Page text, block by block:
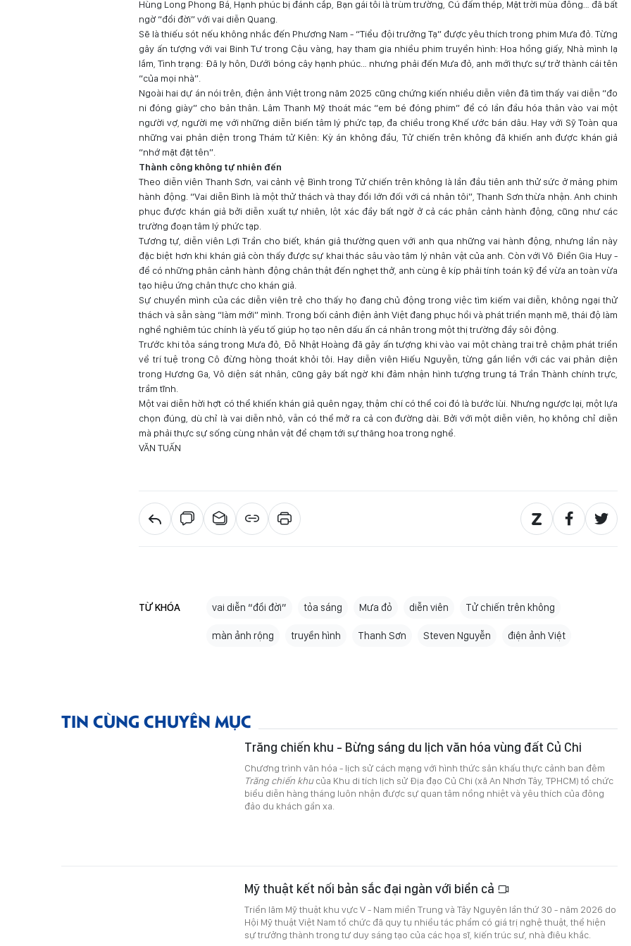
Hùng Long Phong Bá, Hạnh phúc bị đánh cắp, Bạn gái tôi là trùm trường, Cú đấm thép, Mặt trời mùa đông… đã bất
ngờ “đổi đời” với vai diễn Quang.
Sẽ là thiếu sót nếu không nhắc đến Phương Nam - “Tiểu đội trưởng Tạ” được yêu thích trong phim Mưa đỏ. Từng
gây ấn tượng với vai Binh Tư trong Cậu vàng, hay tham gia nhiều phim truyền hình: Hoa hồng giấy, Nhà mình lạ
lắm, Tình trạng: Đã ly hôn, Dưới bóng cây hạnh phúc… nhưng phải đến Mưa đỏ, anh mới thực sự trở thành cái tên
“của mọi nhà”.
Ngoài hai dự án nói trên, điện ảnh Việt trong năm 2025 cũng chứng kiến nhiều diễn viên đã tìm thấy vai diễn “đo
ni đóng giày” cho bản thân. Lâm Thanh Mỹ thoát mác “em bé đóng phim” để có lần đầu hóa thân vào vai một
người vợ, người mẹ với những diễn biến tâm lý phức tạp, đa chiều trong Khế ước bán dâu. Hay với Sỹ Toàn qua
những vai phản diện trong Thám tử Kiên: Kỳ án không đầu, Tử chiến trên không đã khiến anh được khán giả
“nhớ mặt đặt tên”.
Thành công không tự nhiên đến
Theo diễn viên Thanh Sơn, vai cảnh vệ Bình trong Tử chiến trên không là lần đầu tiên anh thử sức ở mảng phim
hành động. “Vai diễn Bình là một thử thách và thay đổi lớn đối với cá nhân tôi”, Thanh Sơn thừa nhận. Anh chinh
phục được khán giả bởi diễn xuất tự nhiên, lột xác đầy bất ngờ ở cả các phân cảnh hành động, cũng như các
trường đoạn tâm lý phức tạp.
Tương tự, diễn viên Lợi Trần cho biết, khán giả thường quen với anh qua những vai hành động, nhưng lần này
đặc biệt hơn khi khán giả còn thấy được sự khai thác sâu vào tâm lý nhân vật của anh. Còn với Võ Điền Gia Huy -
để có những phân cảnh hành động chân thật đến nghẹt thở, anh cùng ê kíp phải tính toán kỹ để vừa an toàn vừa
tạo hiệu ứng chân thực cho khán giả.
Sự chuyển mình của các diễn viên trẻ cho thấy họ đang chủ động trong việc tìm kiếm vai diễn, không ngại thử
thách và sẵn sàng “làm mới” mình. Trong bối cảnh điện ảnh Việt đang phục hồi và phát triển mạnh mẽ, thái độ làm
nghề nghiêm túc chính là yếu tố giúp họ tạo nên dấu ấn cá nhân trong một thị trường đầy sôi động.
Trước khi tỏa sáng trong Mưa đỏ, Đỗ Nhật Hoàng đã gây ấn tượng khi vào vai một chàng trai trẻ chậm phát triển
về trí tuệ trong Cô đừng hòng thoát khỏi tôi. Hay diễn viên Hiếu Nguyễn, từng gắn liền với các vai phản diện
trong Hương Ga, Vô diện sát nhân, cũng gây bất ngờ khi đảm nhận hình tượng trung tá Trần Thành chính trực,
trầm tĩnh.
Một vai diễn hời hợt có thể khiến khán giả quên ngay, thậm chí có thể coi đó là bước lùi. Nhưng ngược lại, một lựa
chọn đúng, dù chỉ là vai diễn nhỏ, vẫn có thể mở ra cả con đường dài. Bởi với một diễn viên, họ không chỉ diễn
mà phải thực sự sống cùng nhân vật để chạm tới sự thăng hoa trong nghề.
VĂN TUẤN
TỪ KHÓA vai diễn “đổi đời” tỏa sáng Mưa đỏ diễn viên Tử chiến trên không
màn ảnh rộng truyền hình Thanh Sơn Steven Nguyễn điện ảnh Việt
TIN CÙNG CHUYÊN MỤC
Trăng chiến khu - Bừng sáng du lịch văn hóa vùng đất Củ Chi
Chương trình văn hóa - lịch sử cách mạng với hình thức sân khấu thực cảnh ban đêm
Trăng chiến khucủa Khu di tích lịch sử Địa đạo Củ Chi (xã An Nhơn Tây, TPHCM) tổ chức
biểu diễn hàng tháng luôn nhận được sự quan tâm nồng nhiệt và yêu thích của đông
đảo du khách gần xa.
Mỹ thuật kết nối bản sắc đại ngàn với biển cả
Triển lãm Mỹ thuật khu vực V - Nam miền Trung và Tây Nguyên lần thứ 30 - năm 2026 do
Hội Mỹ thuật Việt Nam tổ chức đã quy tụ nhiều tác phẩm có giá trị nghệ thuật, thể hiện
sự trưởng thành trong tư duy sáng tạo của các họa sĩ, kiến trúc sư, nhà điêu khắc.